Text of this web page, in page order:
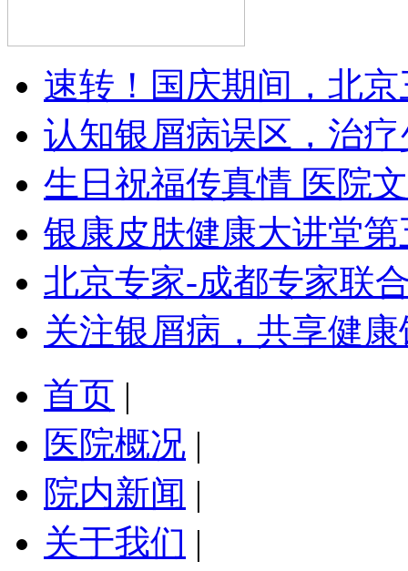
速转！国庆期间，北
认知银屑病误区，治
生日祝福传真情 医院
银康皮肤健康大讲堂第
北京专家-成都专家联
关注银屑病，共享健
首页 |
医院概况 |
院内新闻 |
关于我们 |